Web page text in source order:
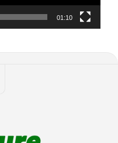
01:10